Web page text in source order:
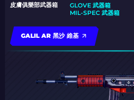
皮膚俱樂部武器箱
GLOVE 武器箱
MIL-SPEC 武器箱
GALIL AR 黑沙 維基